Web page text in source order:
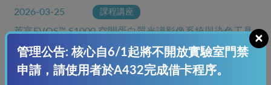
2026-03-25 課程講座
萊富EVOS™ S1000 空間蛋白質光譜影像系統與染色工具
儀器展演
管理公告: 核心自6/1起將不開放實驗室門禁
申請，請使用者於A432完成借卡程序。
×